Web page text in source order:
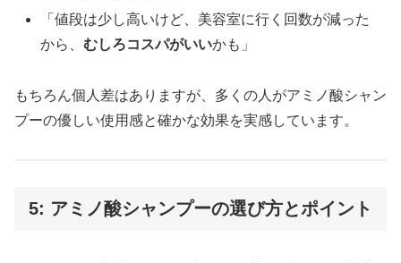
「値段は少し高いけど、美容室に行く回数が減った
から、むしろコスパがいいかも」
もちろん個人差はありますが、多くの人がアミノ酸シャン
プーの優しい使用感と確かな効果を実感しています。
5: アミノ酸シャンプーの選び方とポイント